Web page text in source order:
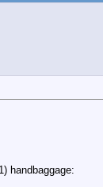
handbaggage: